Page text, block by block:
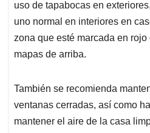
uso de tapabocas en
uno normal en interiores en
zona que esté marcada en
mapas de arriba.
También se recomienda
ventanas cerradas, así como
mantener el aire de la casa